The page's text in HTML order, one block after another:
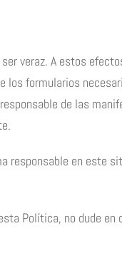
veraz. A estos
los formularios
de las
responsable en este
Política, no dude